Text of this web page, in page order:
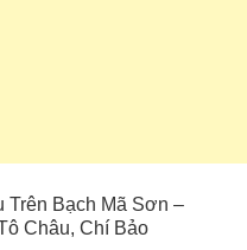
Trên Bạch Mã Sơn –
Châu, Chí Bảo